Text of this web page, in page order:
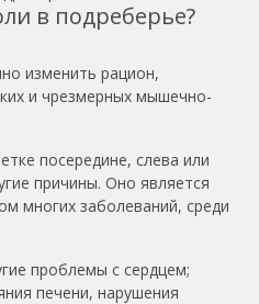
в подреберье?
изменить рацион,
и чрезмерных мышечно-
посередине, слева или
причины. Оно является
многих заболеваний, среди
проблемы с сердцем;
печени, нарушения